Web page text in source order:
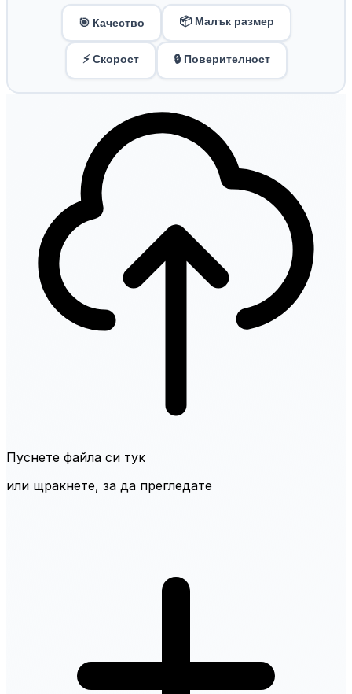
🎯 Качество 📦 Малък размер
⚡ Скорост 🔒 Поверителност
Пуснете файла си тук
или щракнете, за да прегледате